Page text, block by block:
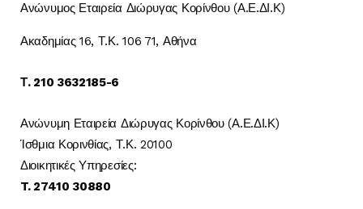
Ανώνυμος Εταιρεία Διώρυγας Κορίνθου (Α.Ε.ΔΙ.Κ)
Ακαδημίας 16, Τ.Κ. 106 71, Αθήνα
Τ. 210 3632185-6
Ανώνυμη Εταιρεία Διώρυγας Κορίνθου (Α.Ε.ΔΙ.Κ)
Ίσθμια Κορινθίας, Τ.Κ. 20100
Διοικητικές Υπηρεσίες:
T. 27410 30880